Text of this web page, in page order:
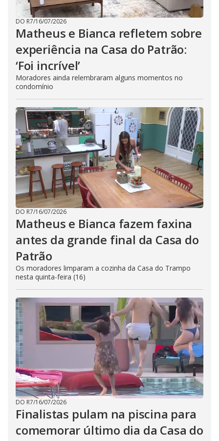
DO R7/16/07/2026
Matheus e Bianca refletem sobre
experiência na Casa do Patrão:
‘Foi incrível’
Moradores ainda relembraram alguns momentos no
condomínio
DO R7/16/07/2026
Matheus e Bianca fazem faxina
antes da grande final da Casa do
Patrão
Os moradores limparam a cozinha da Casa do Trampo
nesta quinta-feira (16)
DO R7/16/07/2026
Finalistas pulam na piscina para
comemorar último dia da Casa do